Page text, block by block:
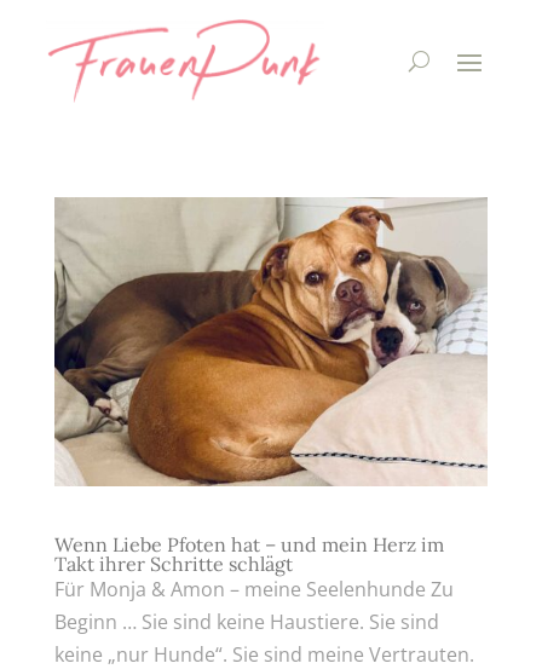
Wenn Liebe Pfoten hat – und mein Herz im
Takt ihrer Schritte schlägt
Für Monja & Amon – meine Seelenhunde Zu
Beginn … Sie sind keine Haustiere. Sie sind
keine „nur Hunde“. Sie sind meine Vertrauten.